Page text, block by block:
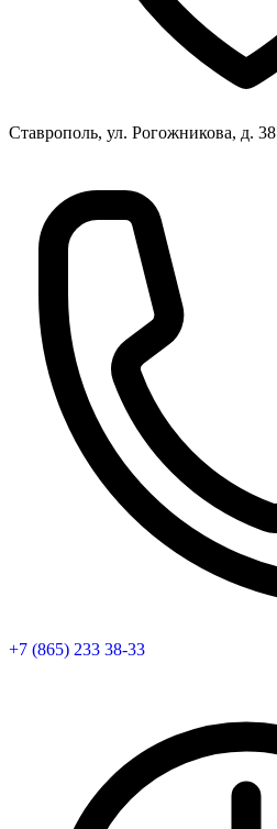
Ставрополь, ул. Рогожникова, д. 38
+7 (865) 233 38-33